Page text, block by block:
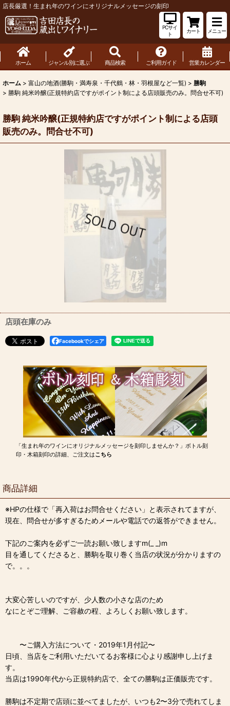
店長厳選！生まれ年のワインにオリジナルメッセージの刻印
PCサイ
ト
カート メニュー
ホーム ジャンル別に選ぶ 商品検索 ご利用ガイド 営業カレンダー
ホーム > 富山の地酒(勝駒・満寿泉・千代鶴・林・羽根屋など一覧) > 勝駒
> 勝駒 純米吟醸(正規特約店ですがポイント制による店頭販売のみ。問合せ不可)
勝駒 純米吟醸(正規特約店ですがポイント制による店頭
販売のみ。問合せ不可)
店頭在庫のみ
Facebookでシェア
「生まれ年のワインにオリジナルメッセージを刻印しませんか？」ボトル刻
印・木箱刻印の詳細、ご注文はこちら
商品詳細
※HPの仕様で「再入荷はお問合せください」と表示されてますが、
現在、問合せが多すぎるためメールや電話での返答ができません。
下記のご案内を必ずご一読お願い致しますm(_ _)m
目を通してくださると、勝駒を取り巻く当店の状況が分かりますの
で。。。
大変心苦しいのですが、少人数の小さな店のため
なにとぞご理解、ご容赦の程、よろしくお願い致します。
〜ご購入方法について・2019年1月付記〜
日頃、当店をご利用いただいてるお客様に心より感謝申し上げま
す。
当店は1990年代から正規特約店で、全ての勝駒は正価販売です。
勝駒は不定期で店頭に並べてましたが、いつも2〜3分で売れてしま